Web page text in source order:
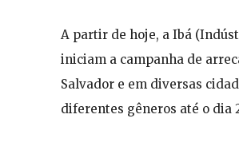
A partir de hoje, a Ibá
iniciam a campanha de
Salvador e em diversas
diferentes gêneros até o dia